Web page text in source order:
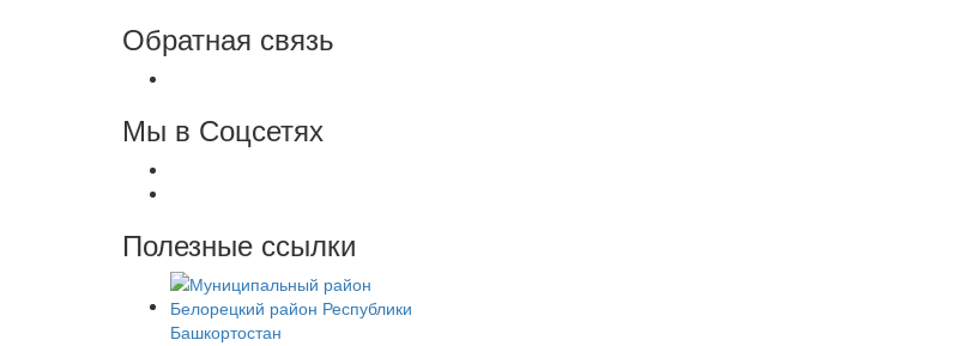
Обратная связь
Мы в Соцсетях
Полезные ссылки